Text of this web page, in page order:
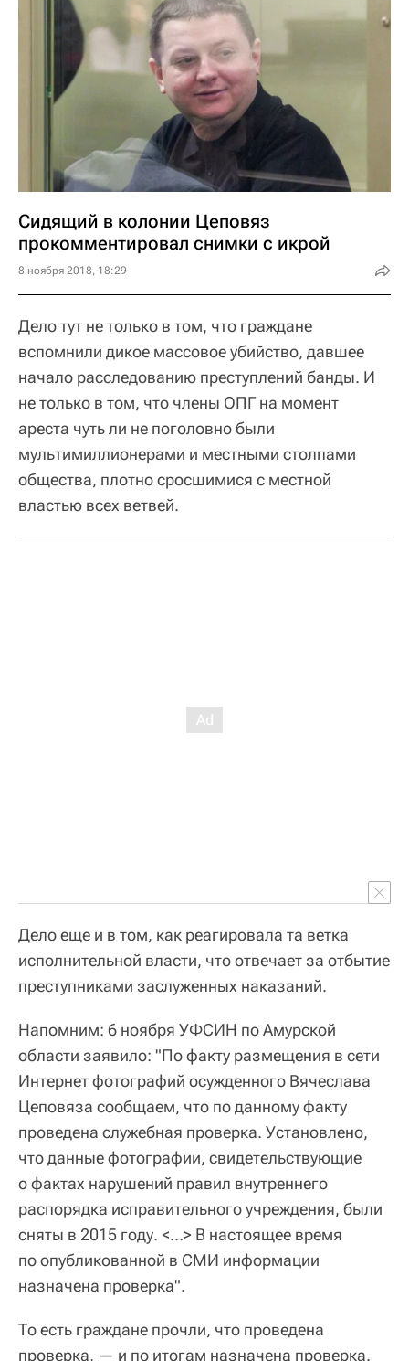
Сидящий в колонии Цеповяз
прокомментировал снимки с икрой
8 ноября 2018, 18:29
Дело тут не только в том, что граждане
вспомнили дикое массовое убийство, давшее
начало расследованию преступлений банды. И
не только в том, что члены ОПГ на момент
ареста чуть ли не поголовно были
мультимиллионерами и местными столпами
общества, плотно сросшимися с местной
властью всех ветвей.
Дело еще и в том, как реагировала та ветка
исполнительной власти, что отвечает за отбытие
преступниками заслуженных наказаний.
Напомним: 6 ноября УФСИН по Амурской
области заявило: "По факту размещения в сети
Интернет фотографий осужденного Вячеслава
Цеповяза сообщаем, что по данному факту
проведена служебная проверка. Установлено,
что данные фотографии, свидетельствующие
о фактах нарушений правил внутреннего
распорядка исправительного учреждения, были
сняты в 2015 году. <…> В настоящее время
по опубликованной в СМИ информации
назначена проверка".
То есть граждане прочли, что проведена
проверка, — и по итогам назначена проверка.